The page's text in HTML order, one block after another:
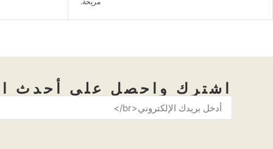
اشترك واحصل على أحدث